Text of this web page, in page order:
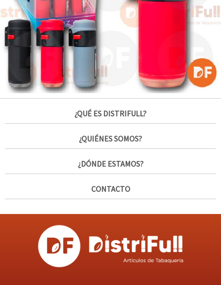
¿QUÉ ES DISTRIFULL?
¿QUIÉNES SOMOS?
¿DÓNDE ESTAMOS?
CONTACTO